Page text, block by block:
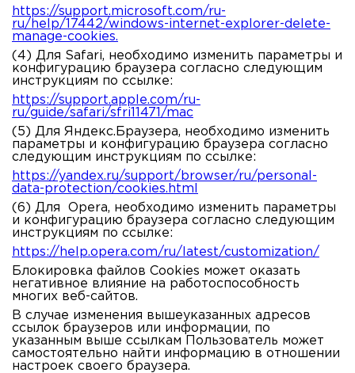
https://support.microsoft.com/ru-
ru/help/17442/windows-internet-explorer-delete-
manage-cookies.
(4) Для Safari, необходимо изменить параметры и
конфигурацию браузера согласно следующим
инструкциям по ссылке:
https://support.apple.com/ru-
ru/guide/safari/sfri11471/mac
(5) Для Яндекс.Браузера, необходимо изменить
параметры и конфигурацию браузера согласно
следующим инструкциям по ссылке:
https://yandex.ru/support/browser/ru/personal-
data-protection/cookies.html
(6) Для Opera, необходимо изменить параметры
и конфигурацию браузера согласно следующим
инструкциям по ссылке:
https://help.opera.com/ru/latest/customization/
Блокировка файлов Cookies может оказать
негативное влияние на работоспособность
многих веб-сайтов.
В случае изменения вышеуказанных адресов
ссылок браузеров или информации, по
указанным выше ссылкам Пользователь может
самостоятельно найти информацию в отношении
настроек своего браузера.